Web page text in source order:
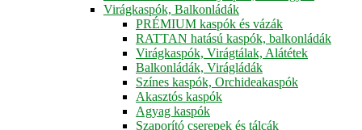
Virágkaspók, Balkonládák
PRÉMIUM kaspók és vázák
RATTAN hatású kaspók, balkonládák
Virágkaspók, Virágtálak, Alátétek
Balkonládák, Virágládák
Színes kaspók, Orchideakaspók
Akasztós kaspók
Agyag kaspók
Szaporító cserepek és tálcák